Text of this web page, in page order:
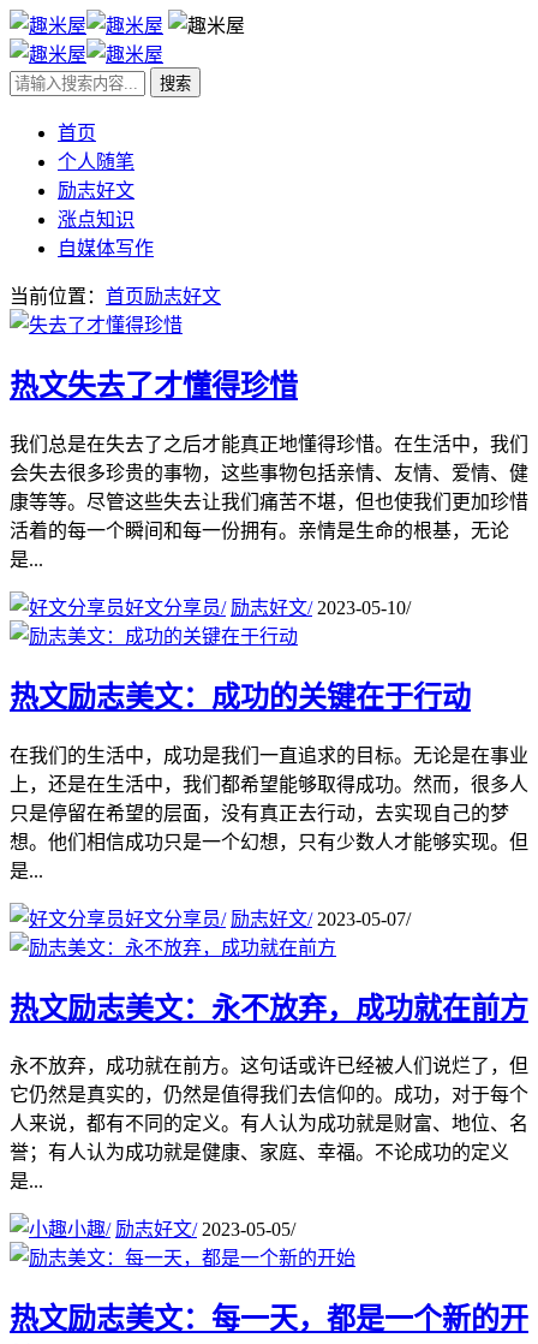
首页
个人随笔
励志好文
涨点知识
自媒体写作
当前位置： 首页励志好文
热文失去了才懂得珍惜
我们总是在失去了之后才能真正地懂得珍惜。在生活中，我们
会失去很多珍贵的事物，这些事物包括亲情、友情、爱情、健
康等等。尽管这些失去让我们痛苦不堪，但也使我们更加珍惜
活着的每一个瞬间和每一份拥有。亲情是生命的根基，无论
是...
好文分享员/ 励志好文/ 2023-05-10/
热文励志美文：成功的关键在于行动
在我们的生活中，成功是我们一直追求的目标。无论是在事业
上，还是在生活中，我们都希望能够取得成功。然而，很多人
只是停留在希望的层面，没有真正去行动，去实现自己的梦
想。他们相信成功只是一个幻想，只有少数人才能够实现。但
是...
好文分享员/ 励志好文/ 2023-05-07/
热文励志美文：永不放弃，成功就在前方
永不放弃，成功就在前方。这句话或许已经被人们说烂了，但
它仍然是真实的，仍然是值得我们去信仰的。成功，对于每个
人来说，都有不同的定义。有人认为成功就是财富、地位、名
誉；有人认为成功就是健康、家庭、幸福。不论成功的定义
是...
小趣/ 励志好文/ 2023-05-05/
热文励志美文：每一天，都是一个新的开